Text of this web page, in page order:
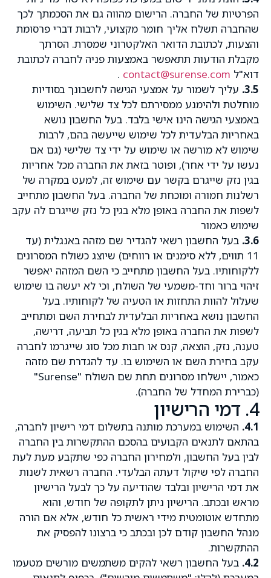
הפרטיות של החברה. הרישום מהווה גם את הסכמתך לכך
שהחברה תשלח אליך חומר מקצועי, לרבות דברי פרסומת
והצעות, לכתובת הדואר האלקטרוני שמסרת. הסרתך
מקבלת הודעות תתאפשר באמצעות פניה לחברה לכתובת
דוא"ל contact@surense.com
.
3.5. עליך לשמור על אמצעי הגישה לחשבונך בסודיות
מוחלטת ולהימנע ממסירתם לכל צד שלישי. השימוש
באמצעי הגישה הינו אישי בלבד. בעל החשבון נושא
באחריות הבלעדית לכל שימוש שייעשה בהם, לרבות
שימוש לא מורשה או שימוש על ידי צד שלישי (גם אם
נעשו על ידי אחר), ופוטר בזאת את החברה מכל אחריות
בגין נזק שייגרם בקשר עם שימוש זה, למעט במקרה של
רשלנות חמורה ומוכחת של החברה. בעל החשבון מתחייב
לשפות את החברה באופן מלא בגין כל נזק שייגרם לה עקב
שימוש כאמור
3.6. בעל החשבון רשאי להגדיר שם מזהה באנגלית (עד
11 תווים, ללא סימנים או רווחים) שיוצג כשולח המסרונים
ללקוחותיו. בעל החשבון מתחייב כי השם המזהה יאפשר
זיהוי ברור וחד-משמעי של השולח, וכי לא יעשה בו שימוש
שעלול להוות התחזות או הטעיה של לקוחותיו. בעל
החשבון נושא באחריות הבלעדית לבחירת השם ומתחייב
לשפות את החברה באופן מלא בגין כל תביעה, דרישה,
טענה, נזק, הוצאה, קנס או חבות מכל סוג שייגרמו לחברה
עקב בחירת השם או השימוש בו. עד להגדרת שם מזהה
כאמור, יישלחו מסרונים תחת שם השולח "Surense"
(כברירת המחדל של החברה).
4. דמי הרישיון
4.1. השימוש במערכת מותנה בתשלום דמי רישיון לחברה,
בהתאם לתנאים הקבועים בהסכם ההתקשרות בין החברה
לבין בעל החשבון, ולמחירון החברה כפי שתקבע מעת לעת
החברה לפי שיקול דעתה הבלעדי. החברה רשאית לשנות
את דמי הרישיון ובלבד שהודיעה על כך לבעל הרישיון
מראש ובכתב. הרישיון ניתן לתקופה של חודש, והוא
מתחדש אוטומטית מידי ראשית כל חודש, אלא אם הורה
מנהל החשבון קודם לכן ובכתב כי ברצונו להפסיק את
ההתקשרות.
4.2. בעל החשבון רשאי להקים משתמשים מורשים מטעמו